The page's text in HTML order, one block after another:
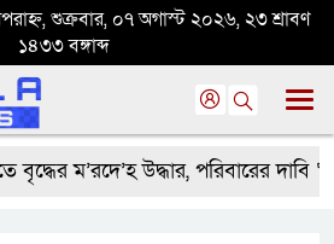
শুক্রবার, ০৭ অগাস্ট ২০২৬, ২৩ শ্রাবণ
১৪৩৩ বঙ্গাব্দ
ম’রদে’হ উদ্ধার, পরিবারের দাবি ‘হ//